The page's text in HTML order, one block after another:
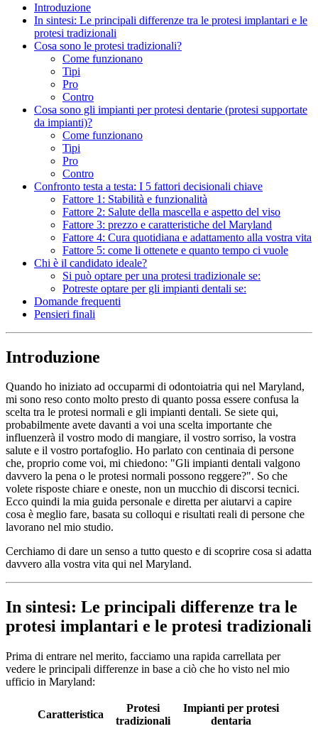
Introduzione
In sintesi: Le principali differenze tra le protesi implantari e le
protesi tradizionali
Cosa sono le protesi tradizionali?
Come funzionano
Tipi
Pro
Contro
Cosa sono gli impianti per protesi dentarie (protesi supportate
da impianti)?
Come funzionano
Tipi
Pro
Contro
Confronto testa a testa: I 5 fattori decisionali chiave
Fattore 1: Stabilità e funzionalità
Fattore 2: Salute della mascella e aspetto del viso
Fattore 3: prezzo e caratteristiche del Maryland
Fattore 4: Cura quotidiana e adattamento alla vostra vita
Fattore 5: come li ottenete e quanto tempo ci vuole
Chi è il candidato ideale?
Si può optare per una protesi tradizionale se:
Potreste optare per gli impianti dentali se:
Domande frequenti
Pensieri finali
Introduzione
Quando ho iniziato ad occuparmi di odontoiatria qui nel Maryland,
mi sono reso conto molto presto di quanto possa essere confusa la
scelta tra le protesi normali e gli impianti dentali. Se siete qui,
probabilmente avete davanti a voi una scelta importante che
influenzerà il vostro modo di mangiare, il vostro sorriso, la vostra
salute e il vostro portafoglio. Ho parlato con centinaia di persone
che, proprio come voi, mi chiedono: "Gli impianti dentali valgono
davvero la pena o le protesi normali possono reggere?". So che
volete risposte chiare e oneste, non un mucchio di discorsi tecnici.
Ecco quindi la mia guida personale e diretta per aiutarvi a capire
cosa è meglio fare, basata su colloqui e risultati reali di persone che
lavorano nel mio studio.
Cerchiamo di dare un senso a tutto questo e di scoprire cosa si adatta
davvero alla vostra vita qui nel Maryland.
In sintesi: Le principali differenze tra le
protesi implantari e le protesi tradizionali
Prima di entrare nel merito, facciamo una rapida carrellata per
vedere le principali differenze in base a ciò che ho visto nel mio
ufficio in Maryland:
Caratteristica
Protesi
tradizionali
Impianti per protesi
dentaria